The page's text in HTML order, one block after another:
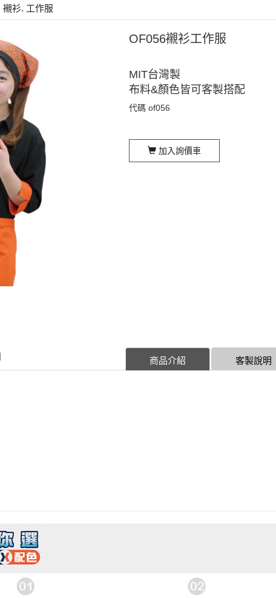
襯衫. 工作服
OF056襯衫工作服
MIT台灣製
布料&顏色皆可客製搭配
代碼 of056
加入詢價車
客製說明
商品介紹